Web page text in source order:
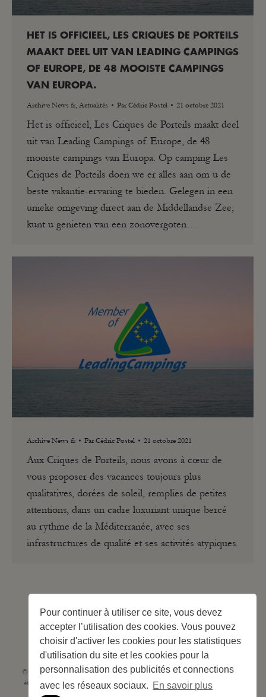
Pour continuer à utiliser ce site, vous devez
accepter l’utilisation des cookies. Vous pouvez
choisir d'activer les cookies pour les statistiques
d'utilisation du site et les cookies pour la
personnalisation des publicités et connections
avec les réseaux sociaux. En savoir plus
HET IS OFFICIEEL, LES CRIQUES DE PORTEILS
MAAKT DEEL UIT VAN LEADING CAMPINGS
OF EUROPE, DE 48 MOOISTE CAMPINGS
VAN EUROPA.
Archive News fr, Actualités Par Cédric Postel 21 octobre 2021
Het is officieel, Les Criques de Porteils maakt deel
uit van Leading Campings of Europe, de 48
mooiste campings van Europa. Op camping Les
Criques de Porteils doen we er alles aan om u de
beste vakantie-ervaring te bieden. Gelegen in een
unieke omgeving direct aan de Middellandse Zee,
kunt u genieten van een zonovergoten…
Archive News fr Par Cédric Postel 21 octobre 2021
Aux Criques de Porteils, nous avons à cœur de
vous proposer des vacances toujours plus
qualitatives, dorées de soleil, remplies de petites
attentions, dans un cadre luxuriant unique bercé
au rythme de la Méditerranée, avec ses
infrastructures de qualité et ses activités atypiques.
1 2 3 4 5 →
©2023 Les Criques de Porteils | SIRET: 539 925 636 00026 - Classement 5
étoiles Tourisme N° C66-001852-002 du 5 août 2021 - 247 Emplacements
Cédric Postel Webmaster